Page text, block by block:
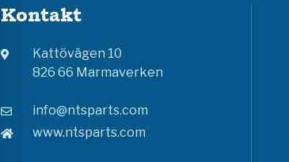
Kontakt
Kattövägen 10
826 66 Marmaverken
info@ntsparts.com
www.ntsparts.com